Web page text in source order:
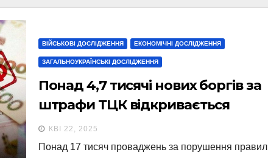
ВІЙСЬКОВІ ДОСЛІДЖЕННЯ ЕКОНОМІЧНІ ДОСЛІДЖЕННЯ
ЗАГАЛЬНОУКРАЇНСЬКІ ДОСЛІДЖЕННЯ
Понад 4,7 тисячі нових боргів за
штрафи ТЦК відкривається
щомісяця
КВІ 22, 2025
Понад 17 тисяч проваджень за порушення правил